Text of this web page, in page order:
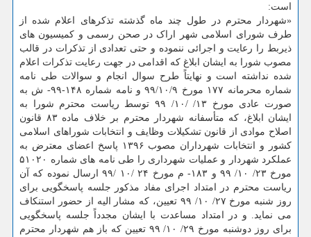
است:
«شهردار محترم در طول چند ماه گذشته تذکرهای اعلام شده از
طرف شورای اسلامی شهر اراک در صحن رسمی و کمیسیون های
ذیربط را رعایت و اجرائی ننموده و حتی تعدادی از تذکرات در قالب
مصوب شورا به ایشان ابلاغ که اقدامی در جهت رعایت تذکرات اعلام
شده نداشته است و نهایتاً طرح سوال انجام و سوالات طی نامه
شماره محرمانه ۱۷۷ مورخ ۹۹/۱۰/۹ و نامه شماره ۱۴۸-۹۹- ش به
صورت عادی مورخ ۱۳/ /۱۰/ ۹۹ توسط ریاست محترم شورا به
ایشان ابلاغ، که متأسفانه شهردار محترم بر خلاف ماده ۸۳ قانون
اصلاح موادی از قانون تشکیلات وظایف و انتخابات شوراهای اسلامی
کشور و انتخابات شهرداران مصوب ۱۳۹۶ پاسخ اعضای معترض به
عملکرد شهردار و عملیات شهرداری را طی نامه های شماره ۵۱۰۲۰
مورخ ۲۳/ ۱۰/ ۹۹ و ۱۸۳- م مورخ ۲۴ /۱۰ /۹۹ ارسال نموده که آن
ریاست محترم در امتداد اجرای مفاد مذکور جلسه پاسخگویی برای
روز شنبه مورخ ۲۷/ ۱۰/ ۹۹ تعیین، که مشار الیه از حضور استنکاف
می نماید. و در امتداد مساعدت با ایشان مجدداً جلسه پاسخگویی
برای روز دوشنبه مورخ ۲۹/ ۱۰/ ۹۹ تعیین که باز هم شهردار محترم